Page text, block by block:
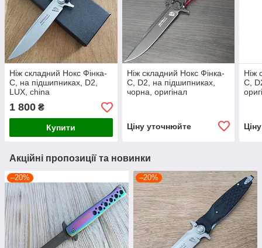
Ніж складний Нокс Фінка-
С, на підшипниках, D2,
LUX, china
1 800 ₴
Купити
Ніж складний Нокс Фінка-
С, D2, на підшипниках,
чорна, оригінал
Ціну уточнюйте
Ніж
С,
Акційні пропозиції та новинки
–20% –20%